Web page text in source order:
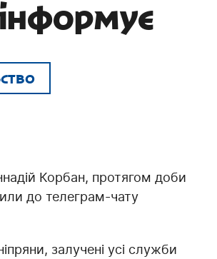
Корбан, протягом доби
до телеграм-чату
залучені усі служби